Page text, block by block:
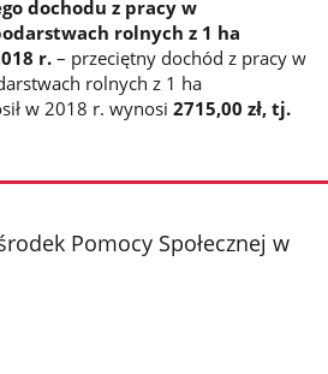
dochodu z pracy w
rolnych z 1 ha
r. – przeciętny dochód z pracy w
rolnych z 1 ha
w 2018 r. wynosi 2715,00 zł, tj.
Pomocy Społecznej w